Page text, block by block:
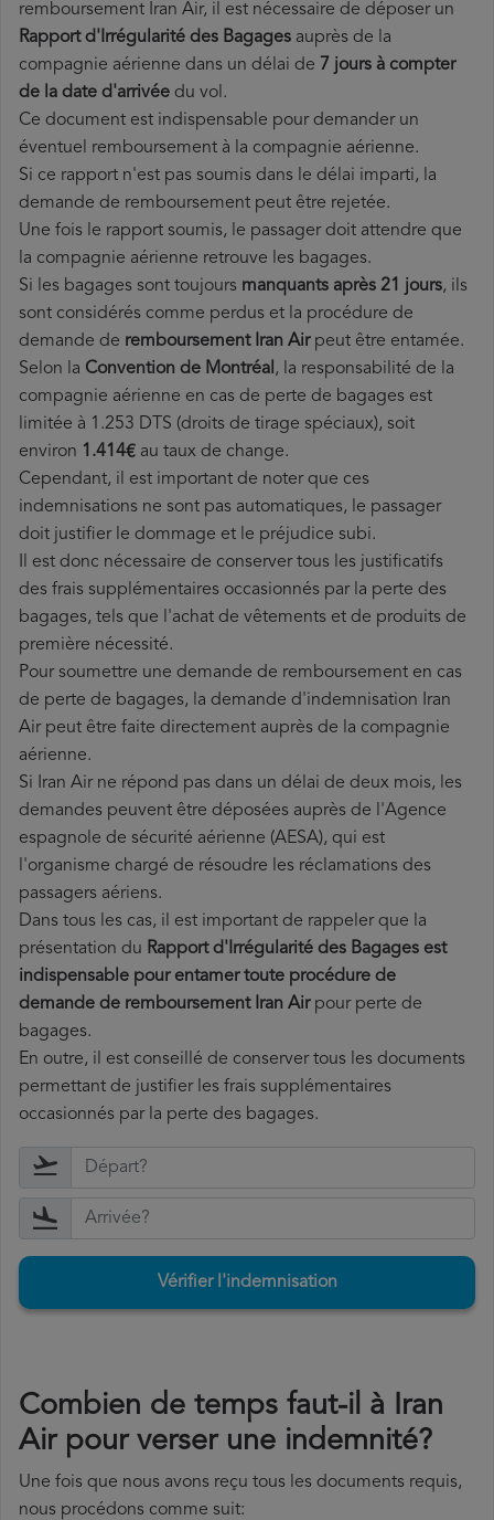
remboursement Iran Air, il est nécessaire de déposer un
Rapport d'Irrégularité des Bagages auprès de la
compagnie aérienne dans un délai de 7 jours à compter
de la date d'arrivée du vol.
Ce document est indispensable pour demander un
éventuel remboursement à la compagnie aérienne.
Si ce rapport n'est pas soumis dans le délai imparti, la
demande de remboursement peut être rejetée.
Une fois le rapport soumis, le passager doit attendre que
la compagnie aérienne retrouve les bagages.
Si les bagages sont toujours manquants après 21 jours, ils
sont considérés comme perdus et la procédure de
demande de remboursement Iran Airpeut être entamée.
Selon la Convention de Montréal, la responsabilité de la
compagnie aérienne en cas de perte de bagages est
limitée à 1.253 DTS (droits de tirage spéciaux), soit
environ 1.414€ au taux de change.
Cependant, il est important de noter que ces
indemnisations ne sont pas automatiques, le passager
doit justifier le dommage et le préjudice subi.
Il est donc nécessaire de conserver tous les justificatifs
des frais supplémentaires occasionnés par la perte des
bagages, tels que l'achat de vêtements et de produits de
première nécessité.
Pour soumettre une demande de remboursement en cas
de perte de bagages, la demande d'indemnisation Iran
Air peut être faite directement auprès de la compagnie
aérienne.
Si Iran Air ne répond pas dans un délai de deux mois, les
demandes peuvent être déposées auprès de l'Agence
espagnole de sécurité aérienne (AESA), qui est
l'organisme chargé de résoudre les réclamations des
passagers aériens.
Dans tous les cas, il est important de rappeler que la
présentation du Rapport d'Irrégularité des Bagages est
indispensable pour entamer toute procédure de
demande de remboursement Iran Airpour perte de
bagages.
En outre, il est conseillé de conserver tous les documents
permettant de justifier les frais supplémentaires
occasionnés par la perte des bagages.
Vérifier l'indemnisation
Combien de temps faut-il à Iran
Air pour verser une indemnité?
Une fois que nous avons reçu tous les documents requis,
nous procédons comme suit: